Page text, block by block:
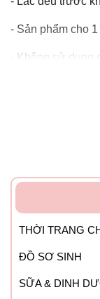
- Sản phẩm cho
- Không sử dụng
- Bảo quản nơi
THỜI TRANG
ĐỒ SƠ SINH
SỮA & DINH